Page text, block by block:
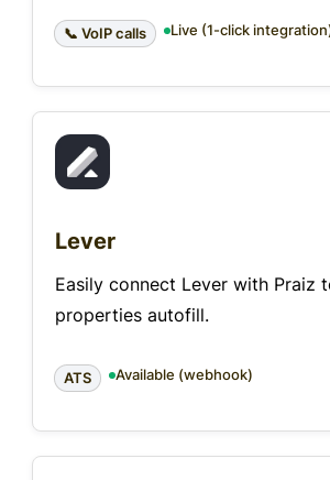
📞 VoIP calls Live (1-click
Lever
Easily connect Lever with Praiz
properties autofill.
ATS Available (webhook)